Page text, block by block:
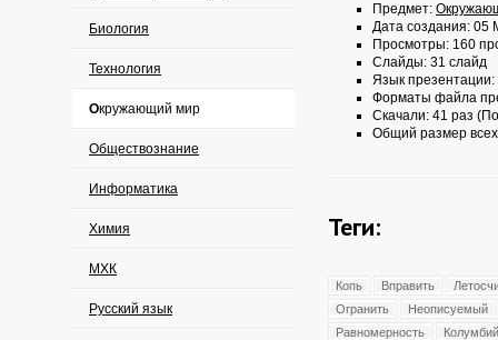
Биология
Технология
Окружающий мир
Обществознание
Информатика
Химия
МХК
Русский язык
Предмет:
Дата создания: 05
Просмотры: 160
Слайды: 31 слайд
Язык презентации:
Форматы файла
Скачали: 41 раз
Общий размер
Теги:
Копь Вправить
Огранить
Неописуемый
Равномерность